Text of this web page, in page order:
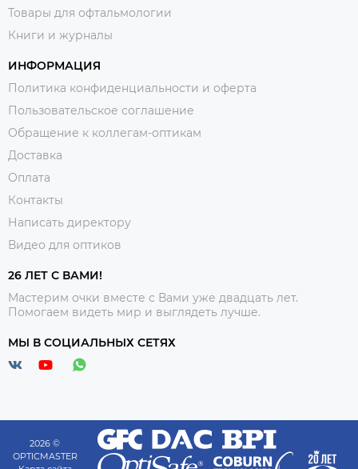
Товары для офтальмологии
Книги и журналы
ИНФОРМАЦИЯ
Политика конфиденциальности и оферта
Пользовательское соглашение
Обращение к коллегам-оптикам
Доставка
Оплата
Контакты
Написать директору
Видео для оптиков
26 ЛЕТ С ВАМИ!
Мастерим очки вместе с Вами уже двадцать лет.
Помогаем видеть мир и выглядеть лучше.
МЫ В СОЦИАЛЬНЫХ СЕТЯХ
2026 ©
OPTICMASTER